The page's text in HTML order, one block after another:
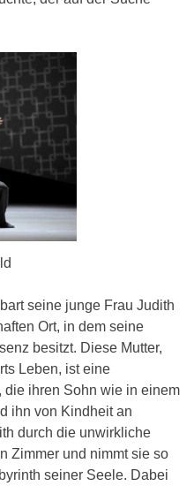
seine junge Frau Judith
Ort, in dem seine
besitzt. Diese Mutter,
Leben, ist eine
ihren Sohn wie in einem
ihn von Kindheit an
durch die unwirkliche
Zimmer und nimmt sie so
seiner Seele. Dabei